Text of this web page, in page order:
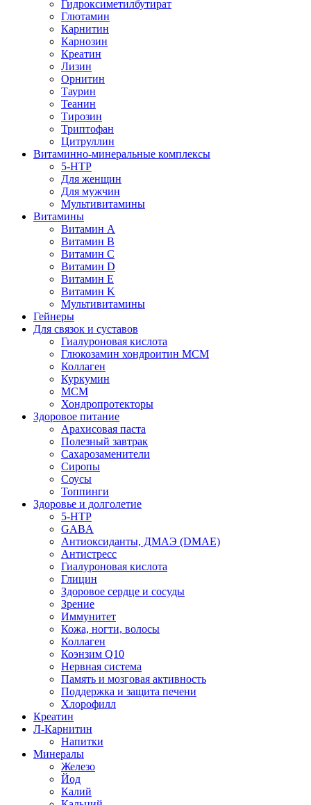
Гидроксиметилбутират
Глютамин
Карнитин
Карнозин
Креатин
Лизин
Орнитин
Таурин
Теанин
Тирозин
Триптофан
Цитруллин
Витаминно-минеральные комплексы
5-HTP
Для женщин
Для мужчин
Мультивитамины
Витамины
Витамин A
Витамин B
Витамин C
Витамин D
Витамин E
Витамин K
Мультивитамины
Гейнеры
Для связок и суставов
Гиалуроновая кислота
Глюкозамин хондроитин МСМ
Коллаген
Куркумин
МСМ
Хондропротекторы
Здоровое питание
Арахисовая паста
Полезный завтрак
Сахарозаменители
Сиропы
Соусы
Топпинги
Здоровье и долголетие
5-HTP
GABA
Антиоксиданты, ДМАЭ (DMAE)
Антистресс
Гиалуроновая кислота
Глицин
Здоровое сердце и сосуды
Зрение
Иммунитет
Кожа, ногти, волосы
Коллаген
Коэнзим Q10
Нервная система
Память и мозговая активность
Поддержка и защита печени
Хлорофилл
Креатин
Л-Карнитин
Напитки
Минералы
Железо
Йод
Калий